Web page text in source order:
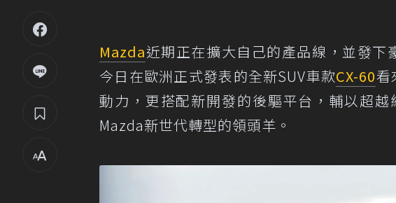
Mazda近期正在擴大自己的產品線，並發
今日在歐洲正式發表的全新SUV車款CX-60看
動力，更搭配新開發的後驅平台，輔以超
Mazda新世代轉型的領頭羊。